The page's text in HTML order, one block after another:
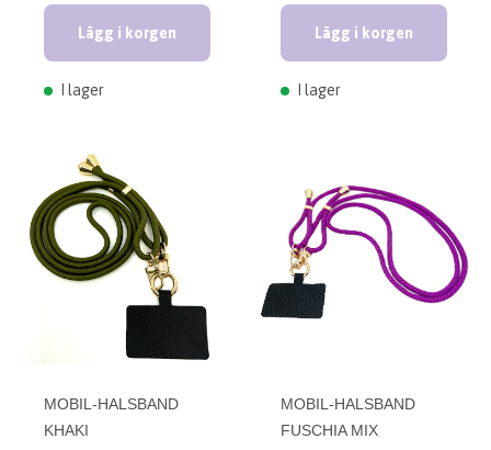
Lägg i korgen
I lager
Lägg i korgen
I lager
MOBIL-HALSBAND
KHAKI
MOBIL-HALSBAND
FUSCHIA MIX